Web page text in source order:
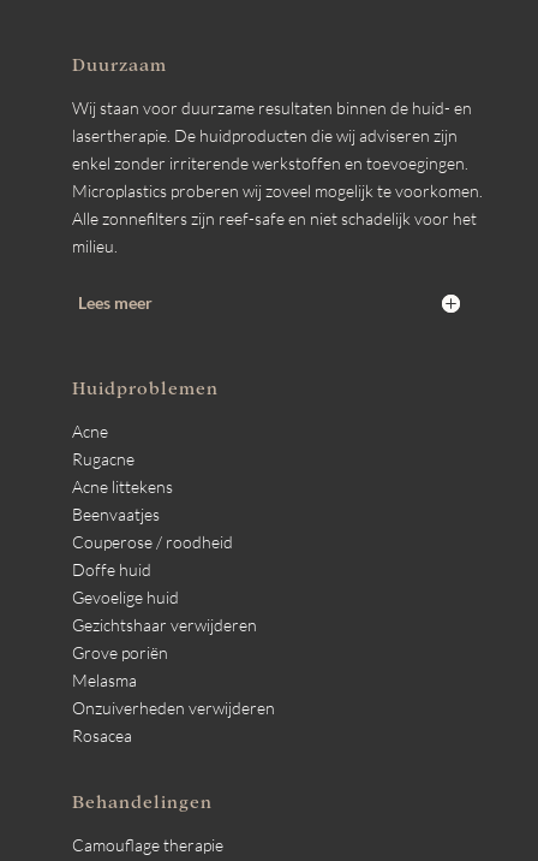
Duurzaam
Wij staan voor duurzame resultaten binnen de huid- en
lasertherapie. De huidproducten die wij adviseren zijn
enkel zonder irriterende werkstoffen en toevoegingen.
Microplastics proberen wij zoveel mogelijk te voorkomen.
Alle zonnefilters zijn reef-safe en niet schadelijk voor het
milieu.
Lees meer
Huidproblemen
Acne
Rugacne
Acne littekens
Beenvaatjes
Couperose / roodheid
Doffe huid
Gevoelige huid
Gezichtshaar verwijderen
Grove poriën
Melasma
Onzuiverheden verwijderen
Rosacea
Behandelingen
Camouflage therapie